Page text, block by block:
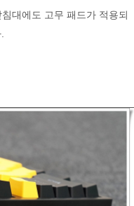
대에도 고무 패드가 적용되